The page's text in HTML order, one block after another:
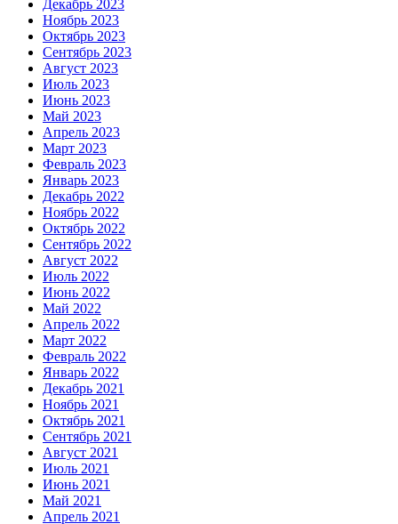
Декабрь 2023
Ноябрь 2023
Октябрь 2023
Сентябрь 2023
Август 2023
Июль 2023
Июнь 2023
Май 2023
Апрель 2023
Март 2023
Февраль 2023
Январь 2023
Декабрь 2022
Ноябрь 2022
Октябрь 2022
Сентябрь 2022
Август 2022
Июль 2022
Июнь 2022
Май 2022
Апрель 2022
Март 2022
Февраль 2022
Январь 2022
Декабрь 2021
Ноябрь 2021
Октябрь 2021
Сентябрь 2021
Август 2021
Июль 2021
Июнь 2021
Май 2021
Апрель 2021